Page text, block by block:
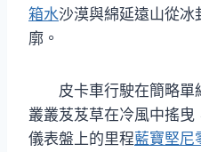
箱水沙漠與綿延遠山從冰
廓。
皮卡車行駛在簡略
叢叢芨芨草在冷風中搖曳
儀表盤上的里程藍寶堅尼